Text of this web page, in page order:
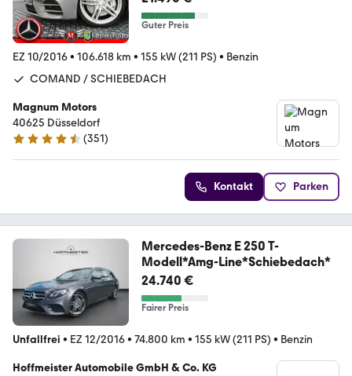
Guter Preis
EZ 10/2016• 106.618 km • 155 kW (211 PS) • Benzin
COMAND / SCHIEBEDACH
Magnum Motors
40625 Düsseldorf
4.4 Sterne
(351)
Kontakt Parken
Mercedes-Benz E 250 T-
Modell*Amg-Line*Schiebedach*
24.740 €
Fairer Preis
Unfallfrei • EZ 12/2016• 74.800 km • 155 kW (211 PS) • Benzin
Hoffmeister Automobile GmbH & Co. KG